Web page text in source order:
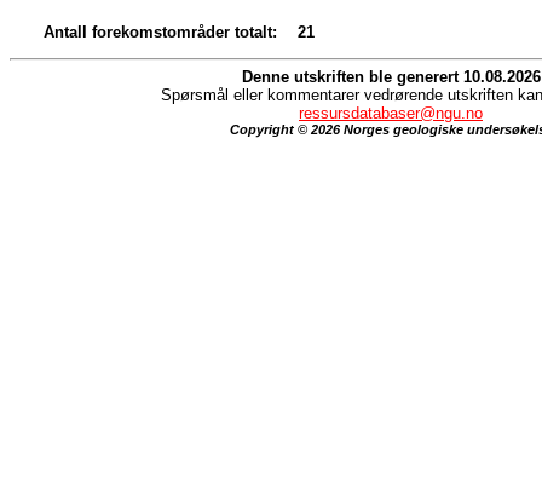
Antall forekomstområder totalt: 21
Denne utskriften ble generert 10.08.2026
Spørsmål eller kommentarer vedrørende utskriften
ressursdatabaser@ngu.no
Copyright © 2026 Norges geologiske